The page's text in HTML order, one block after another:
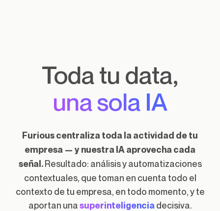
Toda tu data,
una sola IA
Furious centraliza toda la actividad de tu
empresa — y nuestra IA aprovecha cada
señal.Resultado: análisis y automatizaciones
contextuales, que toman en cuenta todo el
contexto de tu empresa, en todo momento, y te
aportan unasuperinteligencia decisiva.